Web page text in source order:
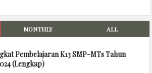
MONTHLY ALL
Pembelajaran K13 SMP-MTs Tahun
(Lengkap)